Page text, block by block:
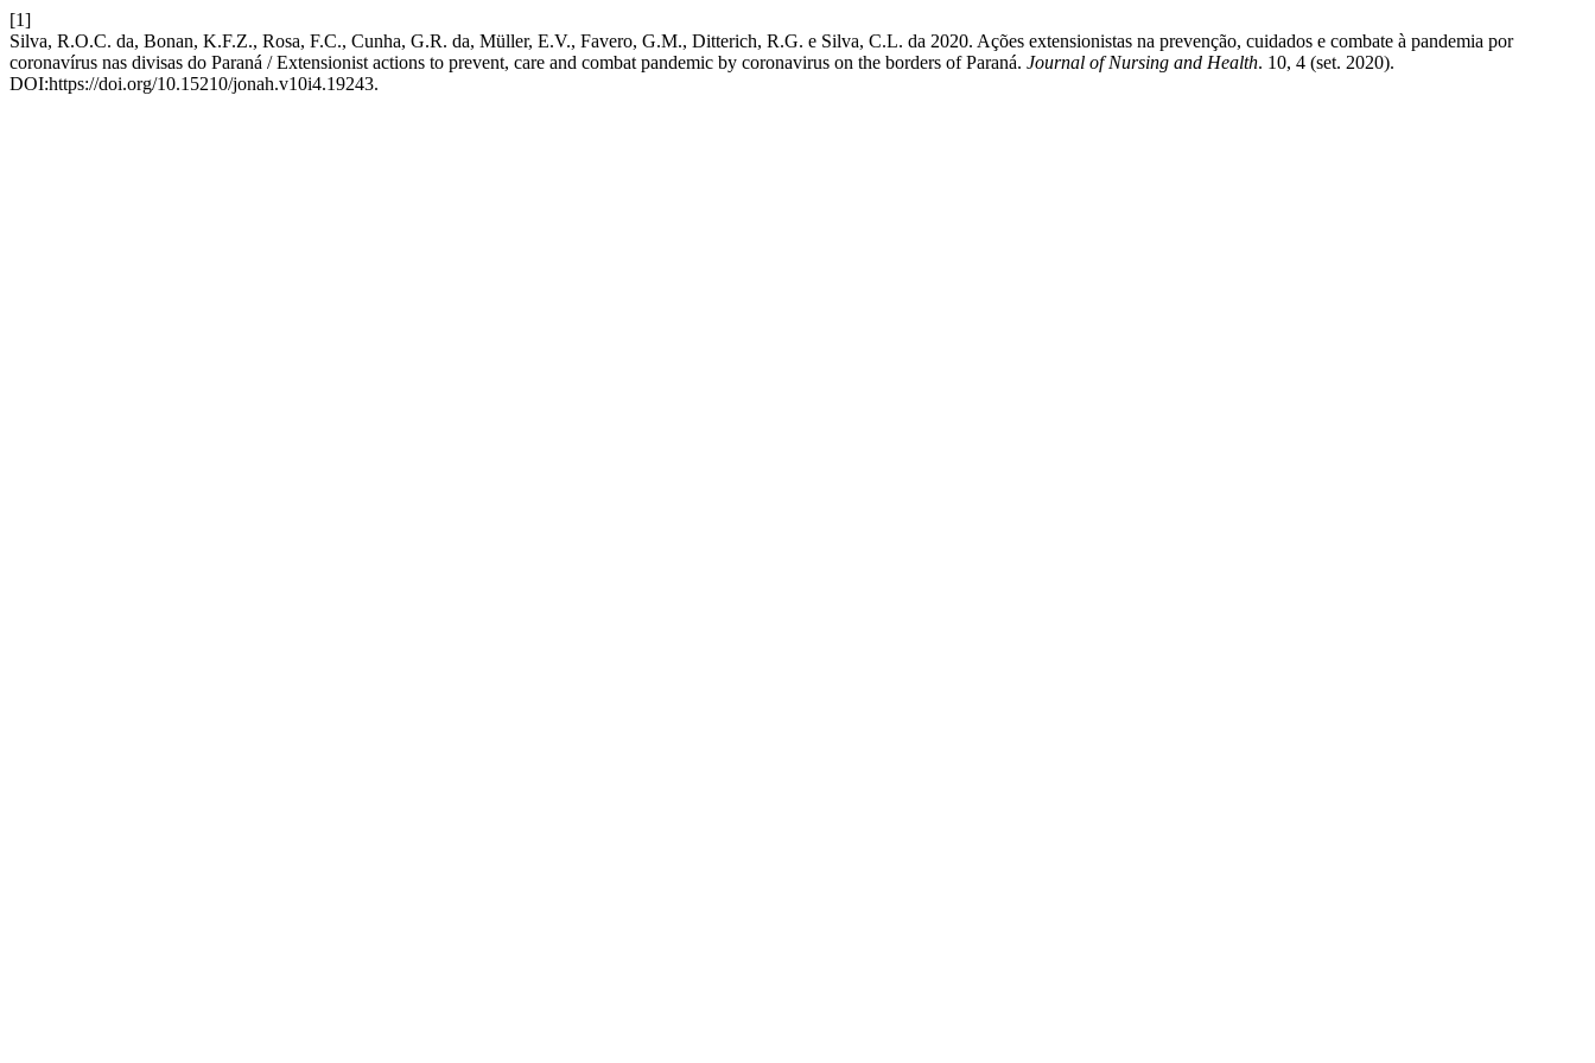
[1]
Silva, R.O.C. da, Bonan, K.F.Z., Rosa, F.C., Cunha, G.R. da, Müller, E.V., Favero, G.M., Ditterich, R.G. e Silva, C.L. da 2020. Ações extensionistas na prevenção, cuidados e combate à pandemia por
coronavírus nas divisas do Paraná / Extensionist actions to prevent, care and combat pandemic by coronavirus on the borders of Paraná. Journal of Nursing and Health. 10, 4 (set. 2020).
DOI:https://doi.org/10.15210/jonah.v10i4.19243.